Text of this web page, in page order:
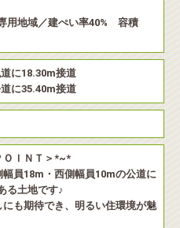
用地域／建ぺい率40% 容積
に18.30m接道
に35.40m接道
ＯＩＮＴ＞*~*
員18m・西側幅員10mの公道に
る土地です♪
も期待でき、明るい住環境が魅